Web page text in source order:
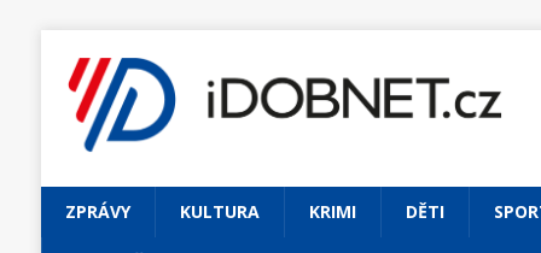
ZPRÁVY KULTURA KRIMI DĚTI